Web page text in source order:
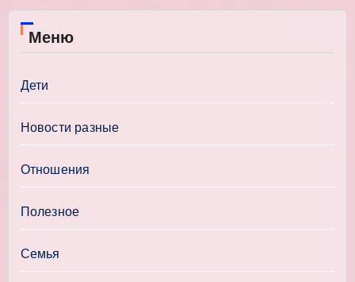
Меню
Дети
Новости разные
Отношения
Полезное
Семья